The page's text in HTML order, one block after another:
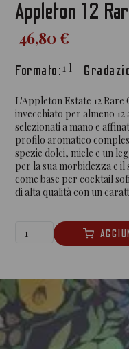
Appleton 12
46,80 €
Formato:1 l
L'Appleton Estate 12
invecchiato per almeno
selezionati a mano e
profilo aromatico
spezie dolci, miele e un
per la sua morbidezza e il
come base per cocktail
di alta qualità con un